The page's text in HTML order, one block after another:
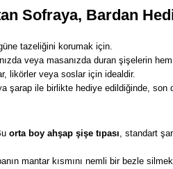
Sofraya, Bardan
tazeliğini korumak için.
veya masanızda duran şişelerin
likörler veya soslar için idealdir.
şarap ile birlikte hediye edildiğinde, son
orta boy ahşap şişe tıpası, standart
mantar kısmını nemli bir bezle